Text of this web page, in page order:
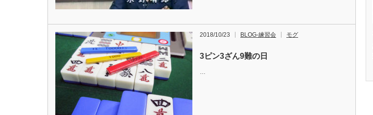
2018/10/23 BLOG-練習会 モグ
3ピン3ざん9難の日
…